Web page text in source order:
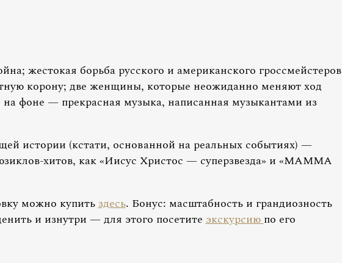
жестокая борьба русского и американского гроссмейстеров
корону; две женщины, которые неожиданно меняют ход
фоне — прекрасная музыка, написанная музыкантами из
истории (кстати, основанной на реальных событиях) —
хитов, как «Иисус Христос — суперзвезда» и «MAMMA
можно купитьздесь. Бонус: масштабность и грандиозность
и изнутри — для этого посетитеэкскурсиюпо его